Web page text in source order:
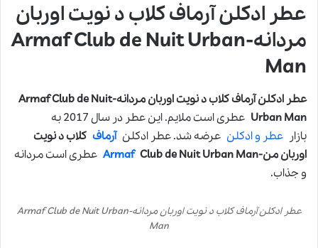
عطر ادکلن آرماف کلاب د نویت اوربان
مردانه-Armaf Club de Nuit Urban
Man
عطر ادکلن آرماف کلاب د نویت اوربان مردانه-Armaf Club de Nuit
Urban Man
عطری است ملایم. این عطر در سال 2017 به
بازار عطر و ادکلن عرضه شد. عطر ادکلنآرماف کلاب د نویت
اوربان من-
ArmafClub de Nuit Urban Man
عطری است مردانه
و جذاب.
عطر ادکلن آرماف کلاب د نویت اوربان مردانه-Armaf Club de Nuit Urban
Man